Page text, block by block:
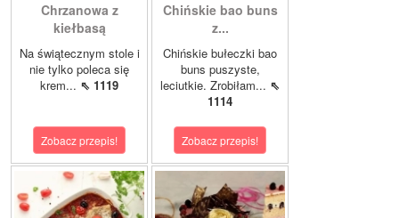
Chrzanowa z
kiełbasą
Na świątecznym stole i
nie tylko poleca się
krem... ⇖ 1119
Zobacz przepis!
Chińskie bao buns
z...
Chińskie bułeczki bao
buns puszyste,
leciutkie. Zrobiłam... ⇖
1114
Zobacz przepis!